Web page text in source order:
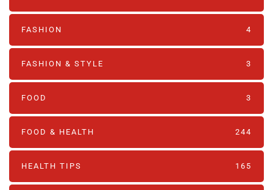
FASHION 4
FASHION & STYLE 3
FOOD 3
FOOD & HEALTH 244
HEALTH TIPS 165